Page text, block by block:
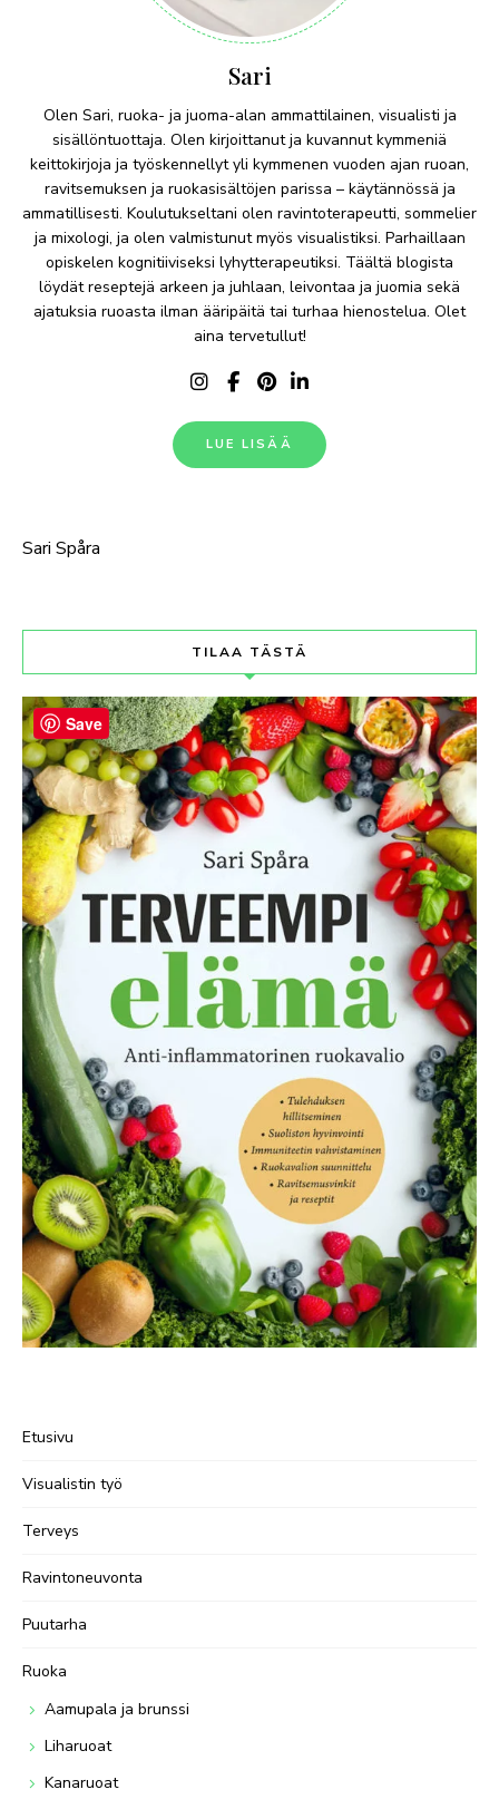
Sari
Olen Sari, ruoka- ja juoma-alan ammattilainen, visualisti ja
sisällöntuottaja. Olen kirjoittanut ja kuvannut kymmeniä
keittokirjoja ja työskennellyt yli kymmenen vuoden ajan ruoan,
ravitsemuksen ja ruokasisältöjen parissa – käytännössä ja
ammatillisesti. Koulutukseltani olen ravintoterapeutti, sommelier
ja mixologi, ja olen valmistunut myös visualistiksi. Parhaillaan
opiskelen kognitiiviseksi lyhytterapeutiksi. Täältä blogista
löydät reseptejä arkeen ja juhlaan, leivontaa ja juomia sekä
ajatuksia ruoasta ilman ääripäitä tai turhaa hienostelua. Olet
aina tervetullut!
LUE LISÄÄ
Sari Spåra
TILAA TÄSTÄ
Etusivu
Visualistin työ
Terveys
Ravintoneuvonta
Puutarha
Ruoka
Aamupala ja brunssi
Liharuoat
Kanaruoat
Save